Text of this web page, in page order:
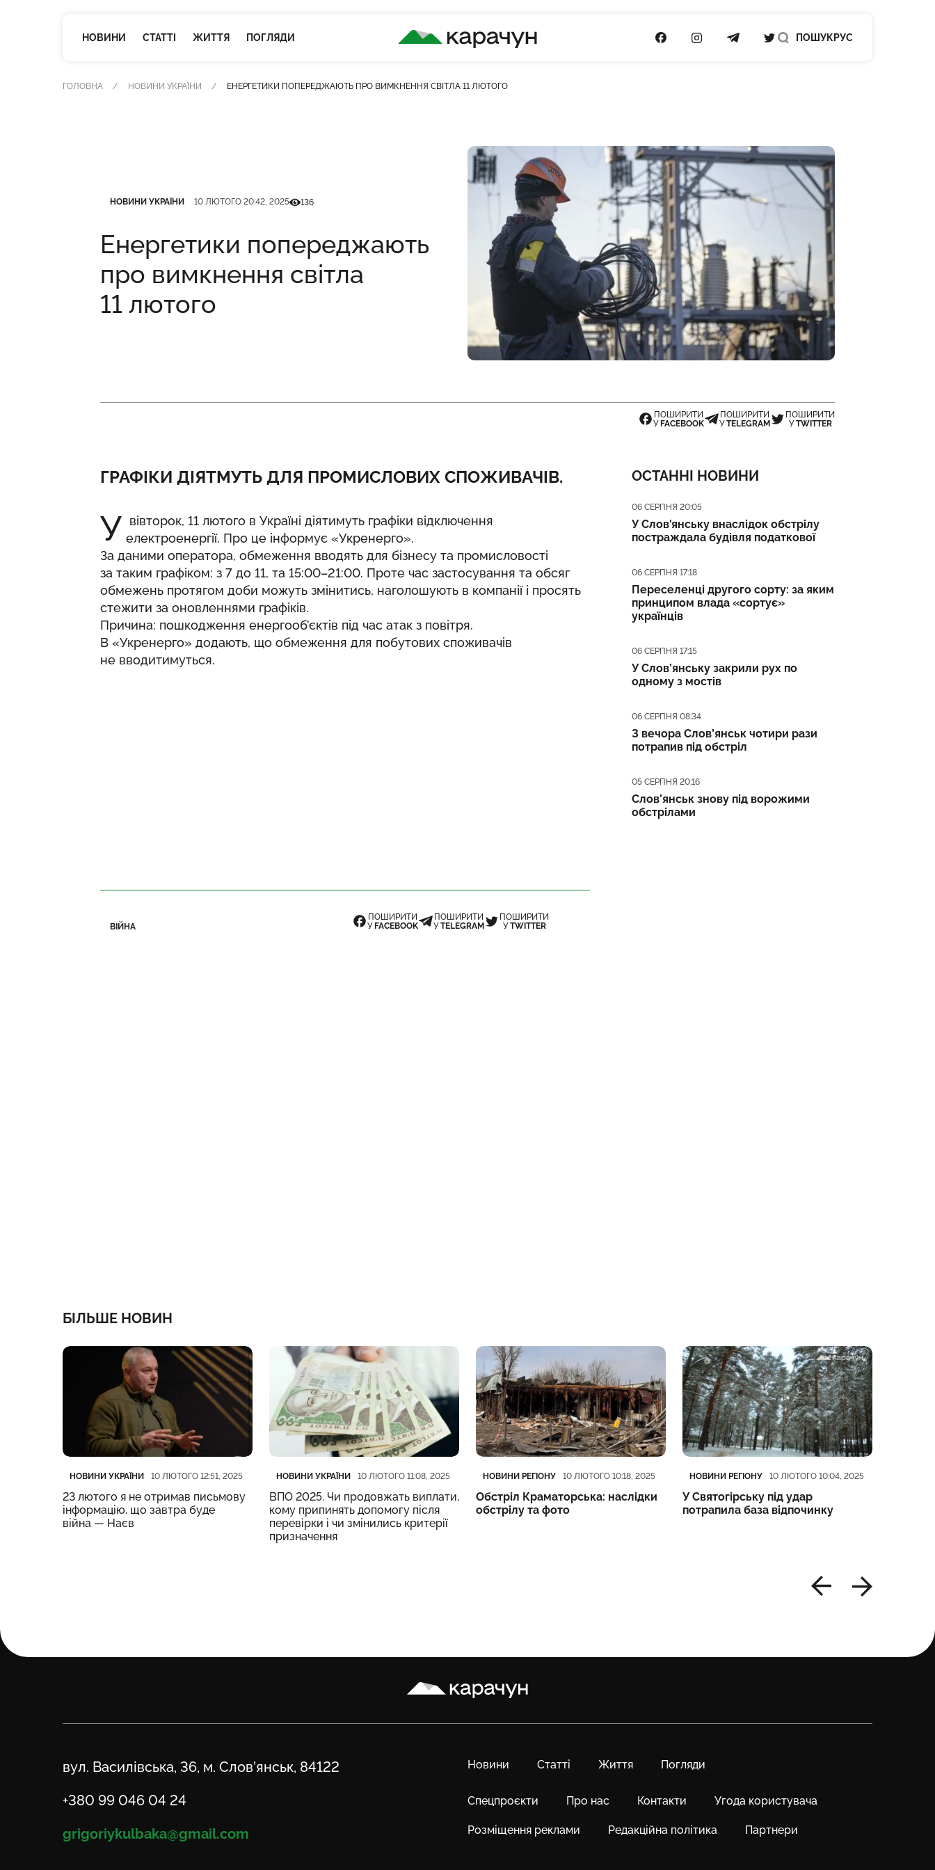
НОВИНИ СТАТТІ ЖИТТЯ ПОГЛЯДИ
КАРАЧУН
ПОСИЛАННЯ НА FACEBOOK
ПОСИЛАННЯ НА INSTAGRAM
ПОСИЛАННЯ НА TELEGRAM
ПОСИЛАННЯ НА TWITTER
ПОШУК РУС
ГОЛОВНА НОВИНИ УКРАЇНИ ЕНЕРГЕТИКИ ПОПЕРЕДЖАЮТЬ ПРО ВИМКНЕННЯ СВІТЛА 11 ЛЮТОГО
НОВИНИ УКРАЇНИ 10 ЛЮТОГО 20:42, 2025Кількість переглядів
136
Енергетики попереджають
про вимкнення світла
11 лютого
ПОШИРИТИ
У FACEBOOK
ПОШИРИТИ
УTELEGRAM
ПОШИРИТИ
УTWITTER
ГРАФІКИ ДІЯТМУТЬ ДЛЯ ПРОМИСЛОВИХ СПОЖИВАЧІВ.
У
вівторок, 11 лютого в Україні діятимуть графіки відключення
електроенергії. Про це інформує «Укренерго».
За даними оператора, обмеження вводять для бізнесу та промисловості
за таким графіком: з 7 до 11, та 15:00–21:00. Проте час застосування та обсяг
обмежень протягом доби можуть змінитись, наголошують в компанії і просять
стежити за оновленнями графіків.
Причина: пошкодження енергооб’єктів під час атак з повітря.
В «Укренерго» додають, що обмеження для побутових споживачів
не вводитимуться.
ВІЙНА
ПОШИРИТИ
У FACEBOOK
ПОШИРИТИ
УTELEGRAM
ПОШИРИТИ
УTWITTER
ОСТАННІ НОВИНИ
Дата публікації
06 СЕРПНЯ 20:05
У Слов'янську внаслідок обстрілу
постраждала будівля податкової
Дата публікації
06 СЕРПНЯ 17:18
Переселенці другого сорту: за яким
принципом влада «сортує»
українців
Дата публікації
06 СЕРПНЯ 17:15
У Слов’янську закрили рух по
одному з мостів
Дата публікації
06 СЕРПНЯ 08:34
З вечора Слов’янськ чотири рази
потрапив під обстріл
Дата публікації
05 СЕРПНЯ 20:16
Слов’янськ знову під ворожими
обстрілами
БІЛЬШЕ НОВИН
Категорія
НОВИНИ УКРАЇНИ
Дата публікації 10 ЛЮТОГО 12:51, 2025
23 лютого я не отримав письмову
інформацію, що завтра буде
війна — Наєв
Категорія
НОВИНИ УКРАЇНИ
Дата публікації 10 ЛЮТОГО 11:08, 2025
ВПО 2025. Чи продовжать виплати,
кому припинять допомогу після
перевірки і чи змінились критерії
призначення
Категорія
НОВИНИ РЕГІОНУ
Дата публікації 10 ЛЮТОГО 10:18, 2025
Обстріл Краматорська: наслідки
обстрілу та фото
Категорія
НОВИНИ РЕГІОНУ
Дата публікації 10 ЛЮТОГО 10:04, 2025
У Святогірську під удар
потрапила база відпочинку
Карачун
Новини Статті Життя Погляди
Спецпроєкти Про нас Контакти Угода користувача
Розміщення реклами Редакційна політика Партнери
Адреса
вул. Василівська, 36, м. Слов’янськ, 84122
Телефон
+380 99 046 04 24
Email
grigoriykulbaka@gmail.com